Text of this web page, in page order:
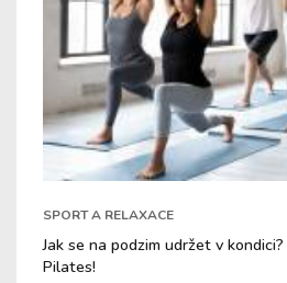
SPORT A RELAXACE
Jak se na podzim udržet v
Pilates!